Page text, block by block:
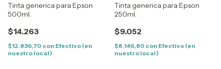
Tinta generica para Epson
500ml.
$14.263
$12.836,70 con Efectivo (en
nuestro local)
Tinta generica para Epson
250ml.
$9.052
$8.146,80 con Efectivo (en
nuestro local)